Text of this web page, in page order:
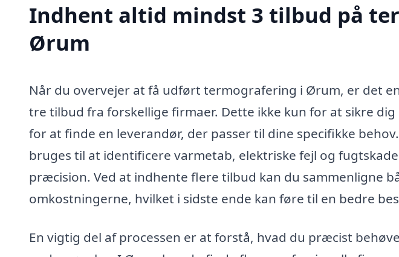
Indhent altid mindst 3 tilbud på
Ørum
Når du overvejer at få udført termografering i Ørum, er det
tre tilbud fra forskellige firmaer. Dette ikke kun for at sikre dig
for at finde en leverandør, der passer til dine specifikke
bruges til at identificere varmetab, elektriske fejl og
præcision. Ved at indhente flere tilbud kan du sammenligne
omkostningerne, hvilket i sidste ende kan føre til en bedre
En vigtig del af processen er at forstå, hvad du præcist